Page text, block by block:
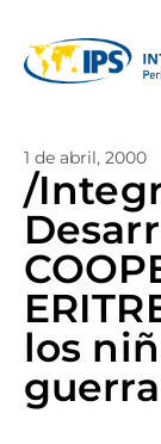
1 de abril, 2000
/
los
guerra